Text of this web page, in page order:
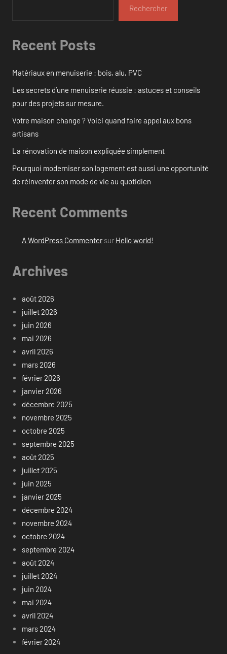
Rechercher
Recent Posts
Matériaux en menuiserie : bois, alu, PVC
Les secrets d’une menuiserie réussie : astuces et conseils
pour des projets sur mesure.
Votre maison change ? Voici quand faire appel aux bons
artisans
La rénovation de maison expliquée simplement
Pourquoi moderniser son logement est aussi une opportunité
de réinventer son mode de vie au quotidien
Recent Comments
A WordPress Commentersur Hello world!
Archives
août 2026
juillet 2026
juin 2026
mai 2026
avril 2026
mars 2026
février 2026
janvier 2026
décembre 2025
novembre 2025
octobre 2025
septembre 2025
août 2025
juillet 2025
juin 2025
janvier 2025
décembre 2024
novembre 2024
octobre 2024
septembre 2024
août 2024
juillet 2024
juin 2024
mai 2024
avril 2024
mars 2024
février 2024